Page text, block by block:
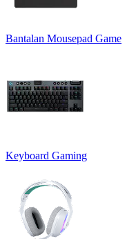
Bantalan Mousepad Game
Keyboard Gaming